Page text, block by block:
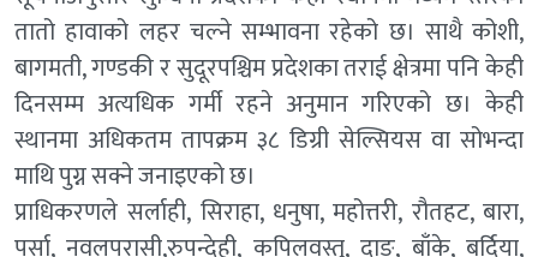
तातो हावाको लहर चल्ने सम्भावना रहेको छ। साथै कोशी,
बागमती, गण्डकी र सुदूरपश्चिम प्रदेशका तराई क्षेत्रमा पनि केही
दिनसम्म अत्यधिक गर्मी रहने अनुमान गरिएको छ। केही
स्थानमा अधिकतम तापक्रम ३८ डिग्री सेल्सियस वा सोभन्दा
माथि पुग्न सक्ने जनाइएको छ।
प्राधिकरणले सर्लाही, सिराहा, धनुषा, महोत्तरी, रौतहट, बारा,